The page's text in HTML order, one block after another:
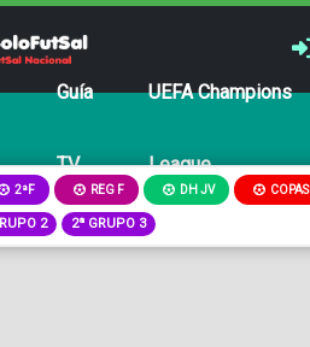
Guía
TV
UEFA Champions
League
2ªF REG F DH JV COPAS
2 2ª GRUPO 3